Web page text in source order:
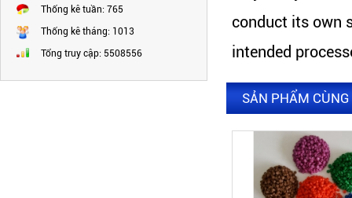
conduct its own
intended
SẢN PHẨM
Thống kê tuần: 765
Thống kê tháng: 1013
Tổng truy cập: 5508556